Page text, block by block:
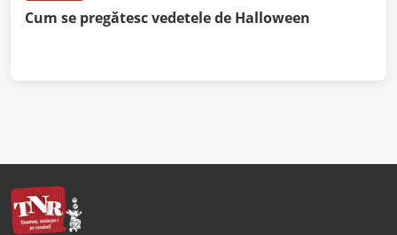
Cum se pregătesc vedetele de Halloween